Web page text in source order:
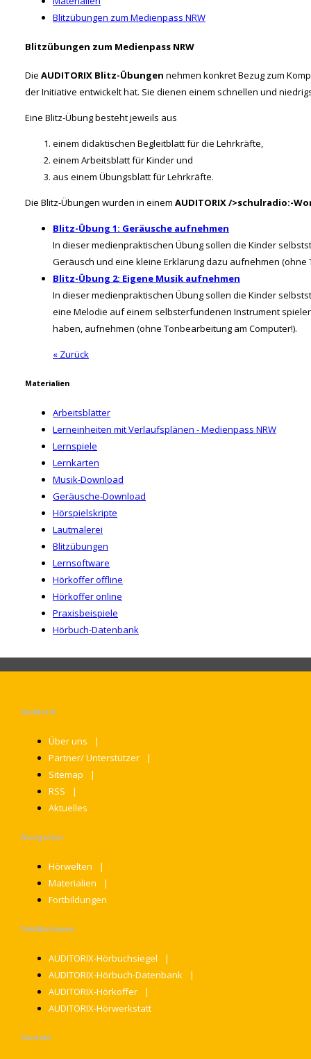
Blitzübungen zum Medienpass NRW
Blitzübungen zum Medienpass NRW
Die AUDITORIX Blitz-Übungen nehmen konkret Bezug zum
der Initiative entwickelt hat. Sie dienen einem schnellen und
Eine Blitz-Übung besteht jeweils aus
einem didaktischen Begleitblatt für die Lehrkräfte,
einem Arbeitsblatt für Kinder und
aus einem Übungsblatt für Lehrkräfte.
Die Blitz-Übungen wurden in einem AUDITORIX />schulradio:-
Blitz-Übung 1: Geräusche aufnehmen
In dieser medienpraktischen Übung sollen die Kinder
Geräusch und eine kleine Erklärung dazu aufnehmen (ohne
Blitz-Übung 2: Eigene Musik aufnehmen
In dieser medienpraktischen Übung sollen die Kinder
eine Melodie auf einem selbsterfundenen Instrument
haben, aufnehmen (ohne Tonbearbeitung am Computer!).
« Zurück
Materialien
Arbeitsblätter
Lerneinheiten mit Verlaufsplänen - Medienpass NRW
Lernspiele
Lernkarten
Musik-Download
Geräusche-Download
Hörspielskripte
Lautmalerei
Blitzübungen
Lernsoftware
Hörkoffer offline
Hörkoffer online
Praxisbeispiele
Hörbuch-Datenbank
Auditorix
Über uns
Partner/ Unterstützer
Sitemap
RSS
Aktuelles
Navigation
Hörwelten
Materialien
Fortbildungen
Publikationen
AUDITORIX-Hörbuchsiegel
AUDITORIX-Hörbuch-Datenbank
AUDITORIX-Hörkoffer
AUDITORIX-Hörwerkstatt
Kontakt